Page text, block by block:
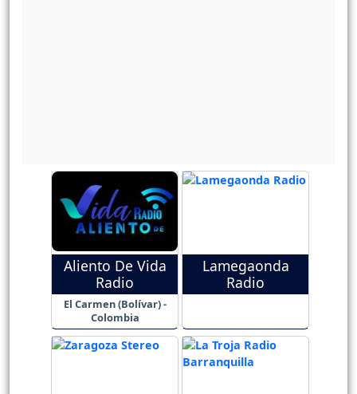
Aliento De Vida
Radio
El Carmen (Bolívar) -
Colombia
Lamegaonda
Radio